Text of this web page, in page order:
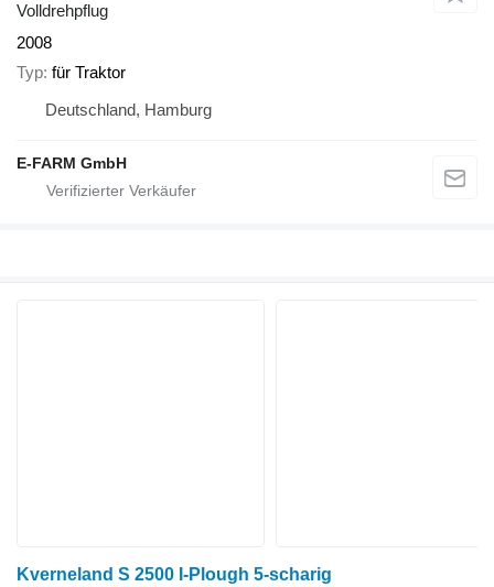
Volldrehpflug
2008
Typ für Traktor
Deutschland, Hamburg
E-FARM GmbH
Kverneland S 2500 I-Plough 5-scharig